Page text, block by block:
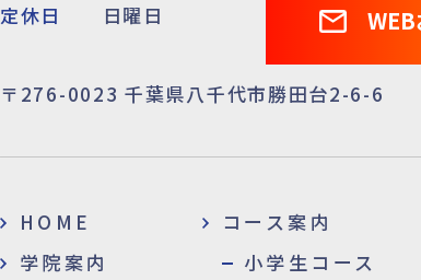
定休日
日曜日
〒276-0023 千葉県八千代市勝田台2-6-6
HOME
学院案内
コース案内
小学生コース